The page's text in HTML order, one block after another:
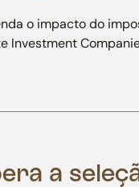
o impacto do
Investment
a